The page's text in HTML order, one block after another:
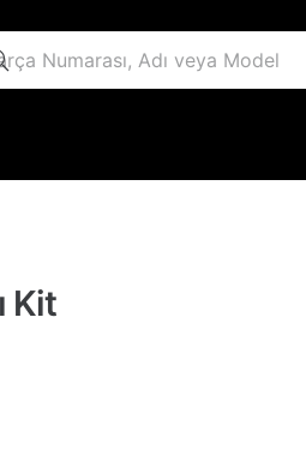
Kit